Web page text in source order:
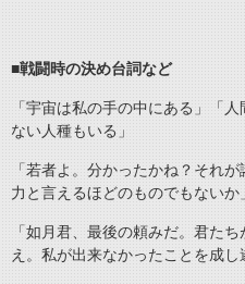
■戦闘時の決め台詞など
「宇宙は私の手の中にある」「
ない人種もいる」
「若者よ。分かったかね？それが
力と言えるほどのものでもないか」
「如月君、最後の頼みだ。君た
え。私が出来なかったことを成し